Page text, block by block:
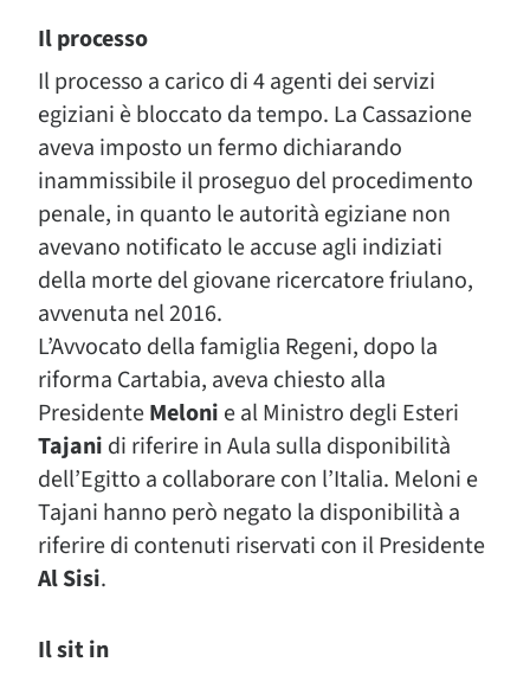
Il processo
Il processo a carico di 4 agenti dei servizi
egiziani è bloccato da tempo. La Cassazione
aveva imposto un fermo dichiarando
inammissibile il proseguo del procedimento
penale, in quanto le autorità egiziane non
avevano notificato le accuse agli indiziati
della morte del giovane ricercatore friulano,
avvenuta nel 2016.
L’Avvocato della famiglia Regeni, dopo la
riforma Cartabia, aveva chiesto alla
PresidenteMeloni e al Ministro degli Esteri
Tajani di riferire in Aula sulla disponibilità
dell’Egitto a collaborare con l’Italia. Meloni e
Tajani hanno però negato la disponibilità a
riferire di contenuti riservati con il Presidente
Al Sisi.
Il sit in